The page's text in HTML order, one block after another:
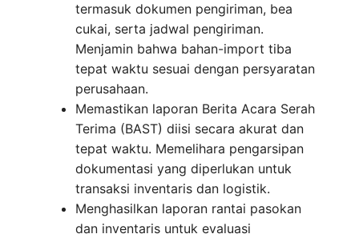
termasuk dokumen pengiriman, bea
cukai, serta jadwal pengiriman.
Menjamin bahwa bahan-import tiba
tepat waktu sesuai dengan persyaratan
perusahaan.
Memastikan laporan Berita Acara Serah
Terima (BAST) diisi secara akurat dan
tepat waktu. Memelihara pengarsipan
dokumentasi yang diperlukan untuk
transaksi inventaris dan logistik.
Menghasilkan laporan rantai pasokan
dan inventaris untuk evaluasi